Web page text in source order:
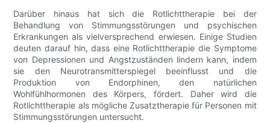
Darüber hinaus hat sich die Rotlichttherapie bei der
Behandlung von Stimmungsstörungen und psychischen
Erkrankungen als vielversprechend erwiesen. Einige Studien
deuten darauf hin, dass eine Rotlichttherapie die Symptome
von Depressionen und Angstzuständen lindern kann, indem
sie den Neurotransmitterspiegel beeinflusst und die
Produktion von Endorphinen, den natürlichen
Wohlfühlhormonen des Körpers, fördert. Daher wird die
Rotlichttherapie als mögliche Zusatztherapie für Personen mit
Stimmungsstörungen untersucht.